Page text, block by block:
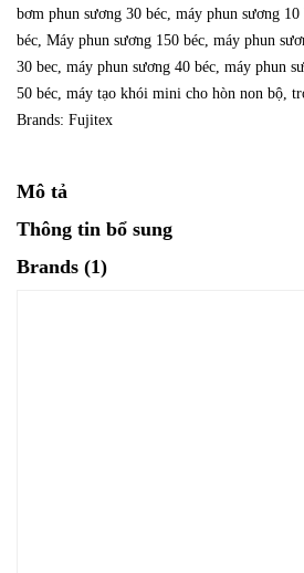
bơm phun sương 30 béc, máy phun sương 10
béc, Máy phun sương 150 béc, máy phun
30 bec, máy phun sương 40 béc, máy phun
50 béc, máy tạo khói mini cho hòn non bộ,
Brands: Fujitex
Mô tả
Thông tin bổ sung
Brands (1)